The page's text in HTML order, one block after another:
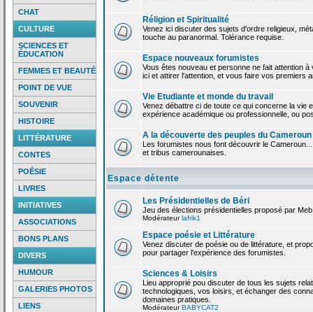
CHAT
CULTURE
SCIENCES ET
ÉDUCATION
FEMMES ET BEAUTÉ
POINT DE VUE
SOUVENIR
HISTOIRE
LITTÉRATURE
CONTES
POÉSIE
LIVRES
INITIATIVES
ASSOCIATIONS
BONS PLANS
DIVERS
HUMOUR
GALERIES PHOTOS
LIENS
Réligion et Spiritualité
Venez ici discuter des sujets d'ordre religieux,
touche au paranormal. Tolérance requise.
Espace nouveaux forumistes
Vous êtes nouveau et personne ne fait attention
ici et attirer l'attention, et vous faire vos premiers
Vie Etudiante et monde du travail
Venez débattre ci de toute ce qui concerne la vie
expérience académique ou professionnelle, ou
A la découverte des peuples du Cameroun
Les forumistes nous font découvrir le
et tribus camerounaises.
Espace détente
Les Présidentielles de Béri
Jeu des élections présidentielles proposé par Meb
Modérateurlafrik1
Espace poésie et Littérature
Venez discuter de poésie ou de littérature, et
pour partager l'expérience des forumistes.
Sciences & Loisirs
Lieu approprié pou discuter de tous les sujets
technologiques, vos loisirs, et échanger des
domaines pratiques.
ModérateurBABYCAT2